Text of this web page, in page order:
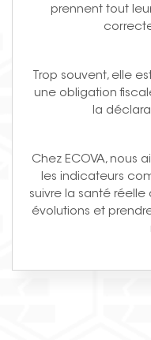
prennent tout
Trop souvent, elle
une obligation
la
Chez ECOVA, nous
les indicateurs
suivre la santé
évolutions et